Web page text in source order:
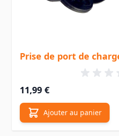
Prise de port de
11,99 €
Ajouter au panier